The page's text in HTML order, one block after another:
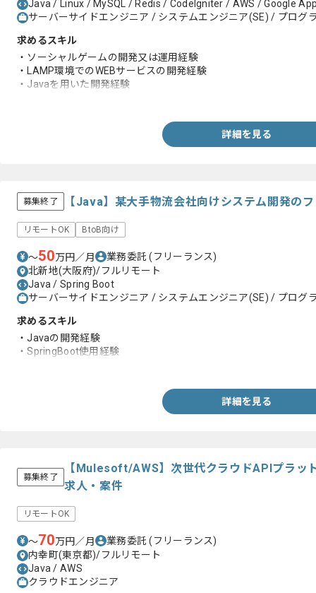
Java / Linux / MySQL / Redis / CodeIgniter / AWS / Google
サーバーサイドエンジニア / システムエンジニア(SE) / プログ
求めるスキル
・ソーシャルゲームの開発又は運用経験
・LAMP環境でのWEBサービスの開発経験
・Javaを用いた開発経験
詳細を見る
募集終了 【Java】某大手物流会社向けシステム開発の
リモートOK BtoB向け
〜50万円／月 業務委託(フリーランス)
北新地(大阪府)/フルリモート
Java / Spring Boot
サーバーサイドエンジニア / システムエンジニア(SE) / プログ
求めるスキル
・Javaの開発経験
・SpringBoot使用経験
詳細を見る
募集終了
【Mulesoft/AWS】次世代クラウドAPIプラッ
求人・案件
リモートOK
〜70万円／月 業務委託(フリーランス)
内幸町(東京都)/フルリモート
Java / AWS
クラウドエンジニア